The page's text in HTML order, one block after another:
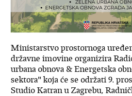
Ministarstvo prostornoga
državne imovine organizira
urbana obnova & Energetska
sektora" koja će se održati 9.
Studio Katran u Zagrebu,